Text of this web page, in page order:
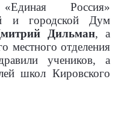
Россия»
и городской Дум
Дильман, а
местного отделения
учеников, а
школ Кировского